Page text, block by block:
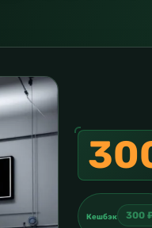
Кешбэк 300